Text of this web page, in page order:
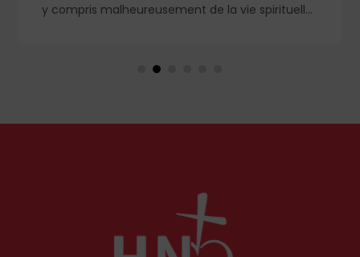
y compris malheureusement de la vie spirituelle.
Jésus, celui que nous ne trouverons qu'en Dieu ?